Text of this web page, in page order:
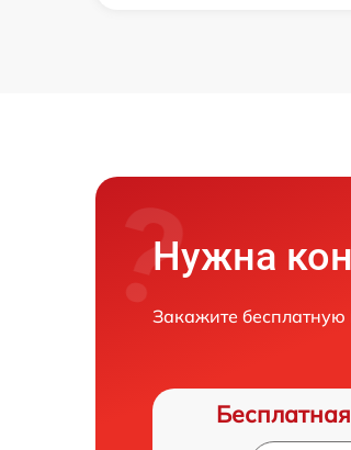
Нужна
Закажите бесплатную